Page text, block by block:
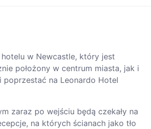
w Newcastle, który jest
położony w centrum miasta, jak i
poprzestać na Leonardo Hotel
zaraz po wejściu będą czekały na
na których ścianach jako tło